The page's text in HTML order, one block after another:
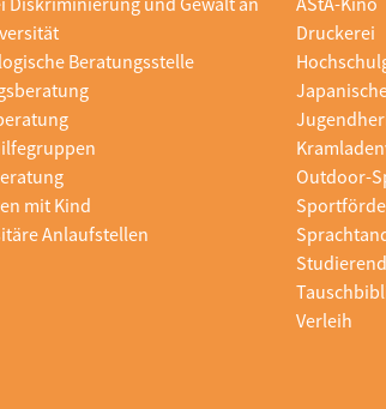
Beratungsstelle
mit Kind
Anlaufstellen
Druckerei
Outdoor-
Verleih